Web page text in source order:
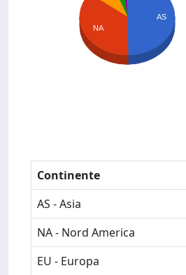
AS
NA
Continente
AS - Asia
NA - Nord America
EU - Europa